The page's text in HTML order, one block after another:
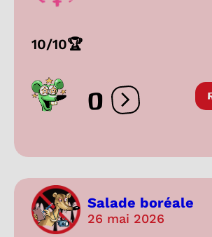
10/10🏆
0 Ouvrir les
Salade boréale
26 mai 2026